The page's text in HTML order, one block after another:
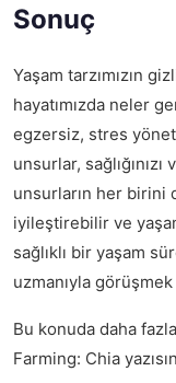
Sonuç
Yaşam tarzımızın
hayatımızda neler
egzersiz, stres
unsurlar, sağlığınızı
unsurların her birini
iyileştirebilir ve
sağlıklı bir yaşam
uzmanıyla
Bu konuda daha
Farming: Chia